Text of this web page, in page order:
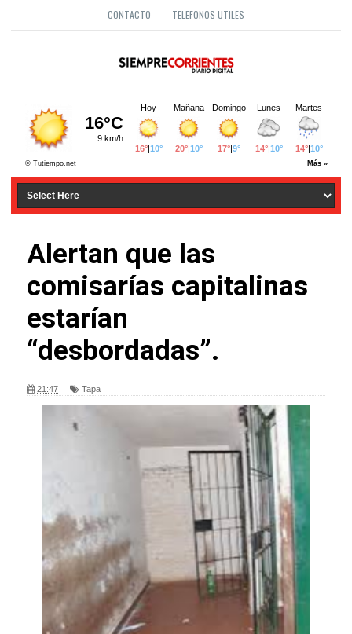
CONTACTO TELEFONOS UTILES
Alertan que las
comisarías capitalinas
estarían
“desbordadas”.
21:47 Tapa